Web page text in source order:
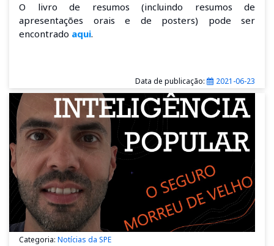
O livro de resumos (incluindo resumos de
apresentações orais e de posters) pode ser
encontrado aqui.
Data de publicação: 2021-06-23
Categoria: Notícias da SPE